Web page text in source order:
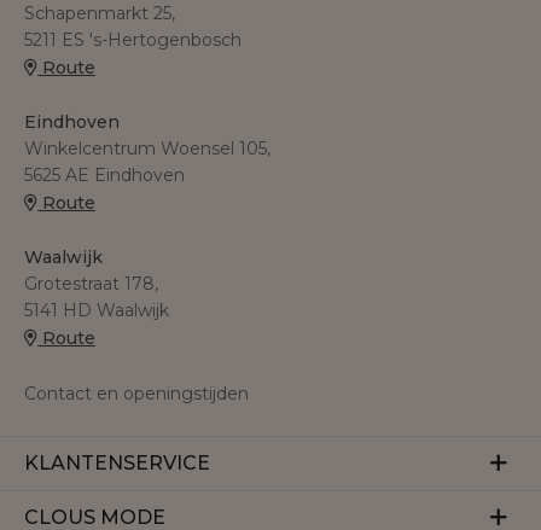
Schapenmarkt 25,
5211 ES 's-Hertogenbosch
Route
Eindhoven
Winkelcentrum Woensel 105,
5625 AE Eindhoven
Route
Waalwijk
Grotestraat 178,
5141 HD Waalwijk
Route
Contact en openingstijden
KLANTENSERVICE
Veelgestelde vragen
CLOUS MODE